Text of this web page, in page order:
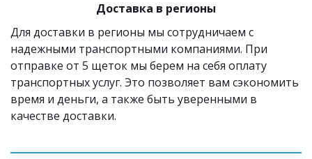
Доставка в регионы
Для доставки в регионы мы сотрудничаем с
надежными транспортными компаниями. При
отправке от 5 щеток мы берем на себя оплату
транспортных услуг. Это позволяет вам сэкономить
время и деньги, а также быть уверенными в
качестве доставки.